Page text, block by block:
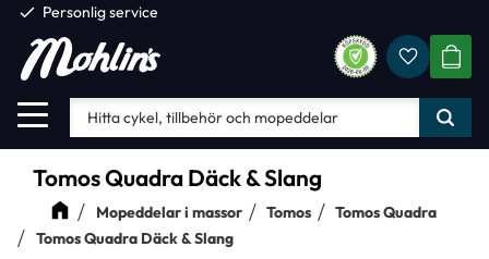
Meny
check Personlig service
Tomos Quadra Däck & Slang
Mopeddelar i massor Tomos
Tomos Quadra
Tomos Quadra Däck & Slang